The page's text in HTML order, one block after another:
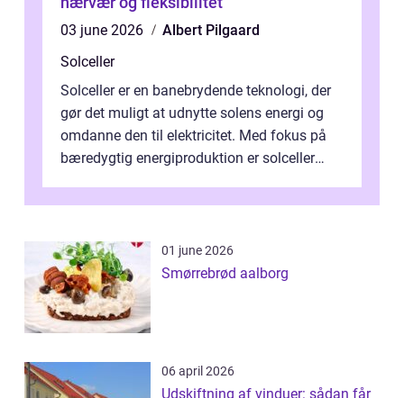
03 june 2026
Albert Pilgaard
Solceller
Solceller er en banebrydende teknologi, der
gør det muligt at udnytte solens energi og
omdanne den til elektricitet. Med fokus på
bæredygtig energiproduktion er solceller
01 june 2026
Smørrebrød aalborg
06 april 2026
Udskiftning af vinduer: sådan får